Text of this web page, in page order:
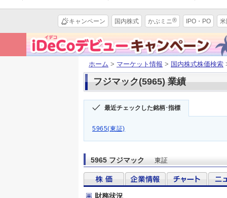
キャンペーン 国内株式 かぶミニ® IPO・PO
ホーム > マーケット情報 > 国内株式株価検索
フジマック(5965) 業績
最近チェックした銘柄･指標
5965(東証)
5965 フジマック 東証